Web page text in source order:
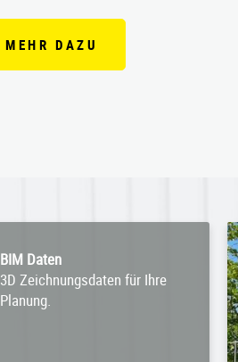
MEHR DAZU
BIM Daten
3D Zeichnungsdaten für Ihre
Planung.